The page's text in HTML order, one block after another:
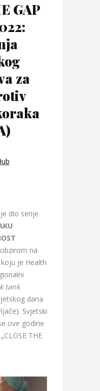
GAP
za
dio serije
obzirom na
je Health
tank
dana
Svjetski
ove godine
THE